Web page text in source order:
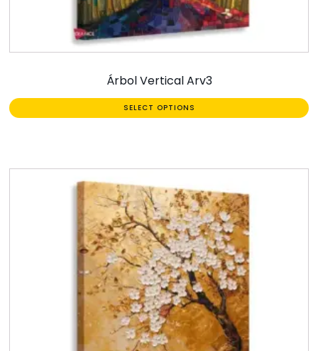
Árbol Vertical Arv3
SELECT OPTIONS